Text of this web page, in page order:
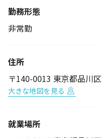
勤務形態
非常勤
住所
〒140-0013 東京都品川
大きな地図を見る
就業場所